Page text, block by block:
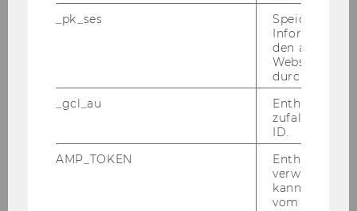
DOWNLOAD
_pk_ses
Speicherung
den aktuellen
durch
_gcl_au
Enthält eine
ID.
AMP_TOKEN
Enthält ein
verwendet
kann, um
vom AMP-